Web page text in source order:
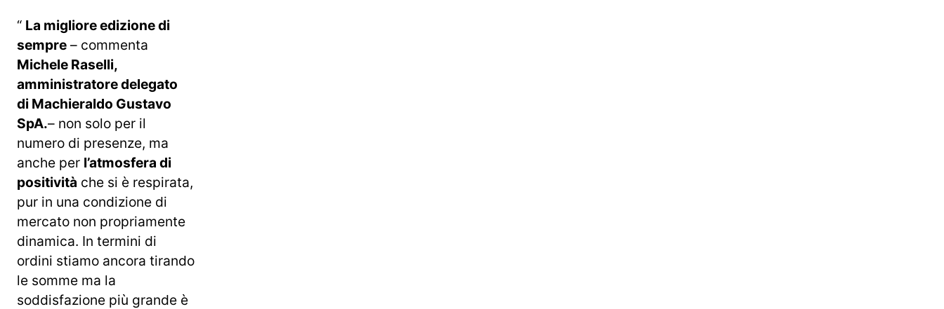
“ La migliore edizione di
sempre – commenta
Michele Raselli,
amministratore delegato
di Machieraldo Gustavo
SpA.– non solo per il
numero di presenze, ma
anche per l’atmosfera di
positività che si è respirata,
pur in una condizione di
mercato non propriamente
dinamica. In termini di
ordini stiamo ancora tirando
le somme ma la
soddisfazione più grande è